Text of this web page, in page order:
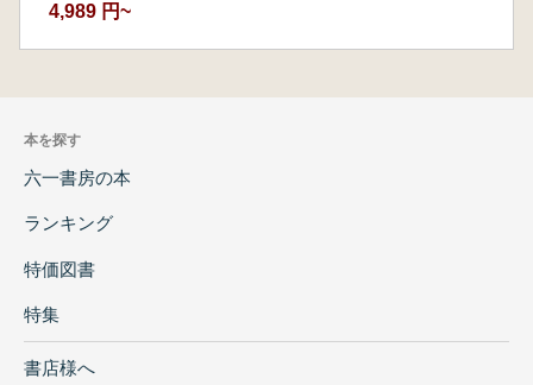
4,989 円~
本を探す
六一書房の本
ランキング
特価図書
特集
書店様へ